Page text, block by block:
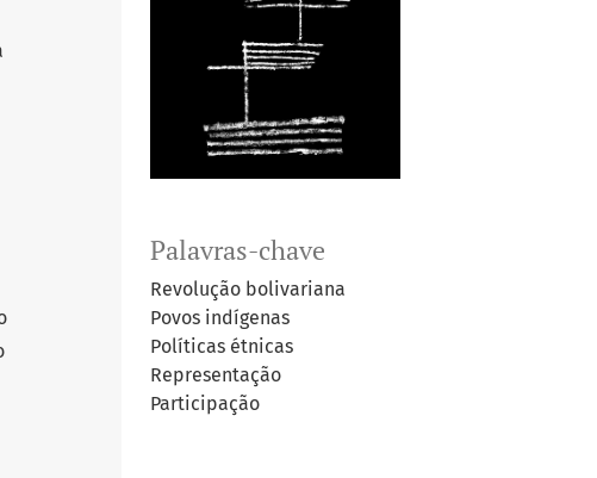
Palavras-chave
Revolução bolivariana
Povos indígenas
Políticas étnicas
Representação
Participação